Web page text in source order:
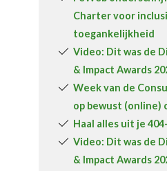
Charter voor
toegankelijkheid
Video: Dit was de
& Impact Awards
Week van de
op bewust (online)
Haal alles uit je
Video: Dit was de
& Impact Awards